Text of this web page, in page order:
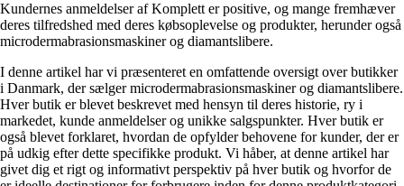
Kundernes anmeldelser af Komplett er positive, og mange fremhæver
deres tilfredshed med deres købsoplevelse og produkter, herunder også
microdermabrasionsmaskiner og diamantslibere.
I denne artikel har vi præsenteret en omfattende oversigt over butikker
i Danmark, der sælger microdermabrasionsmaskiner og diamantslibere.
Hver butik er blevet beskrevet med hensyn til deres historie, ry i
markedet, kunde anmeldelser og unikke salgspunkter. Hver butik er
også blevet forklaret, hvordan de opfylder behovene for kunder, der er
på udkig efter dette specifikke produkt. Vi håber, at denne artikel har
givet dig et rigt og informativt perspektiv på hver butik og hvorfor de